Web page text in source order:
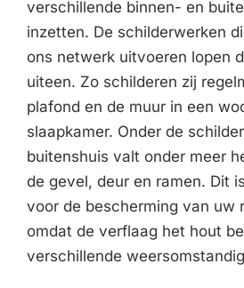
verschillende binnen- en
inzetten. De schilderwerken
ons netwerk uitvoeren lopen
uiteen. Zo schilderen zij
plafond en de muur in een
slaapkamer. Onder de
buitenshuis valt onder meer
de gevel, deur en ramen. Dit
voor de bescherming van uw
omdat de verflaag het hout
verschillende